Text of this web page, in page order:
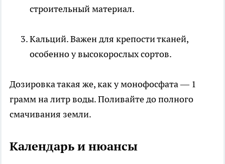
строительный материал.
Кальций. Важен для крепости тканей,
особенно у высокорослых сортов.
Дозировка такая же, как у монофосфата — 1
грамм на литр воды. Поливайте до полного
смачивания земли.
Календарь и нюансы